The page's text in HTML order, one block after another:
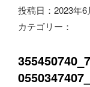
ブ
ロ
グ
投稿日：2023年6
カテゴリー：